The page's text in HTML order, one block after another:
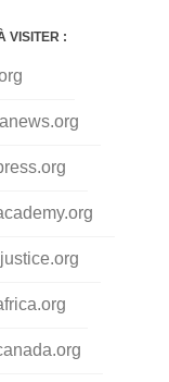
VISITER :
justice.org